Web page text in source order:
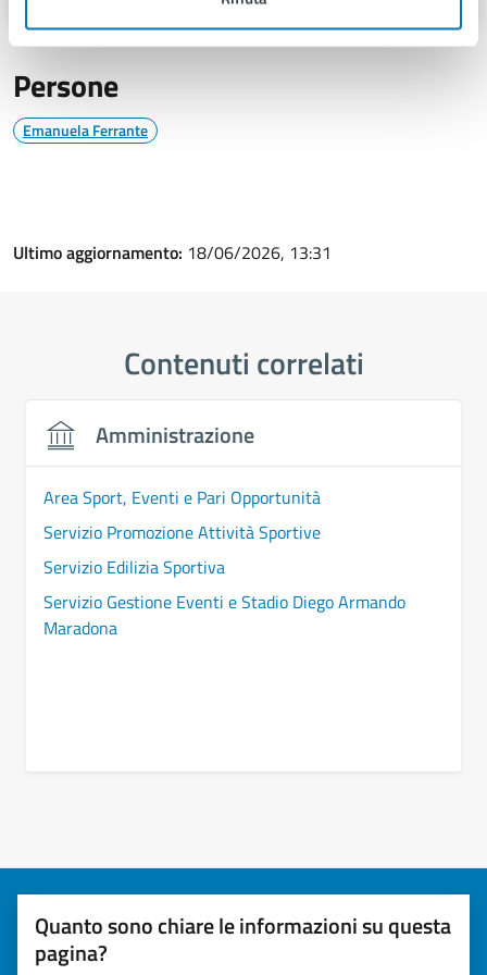
Persone
Emanuela Ferrante
Ultimo aggiornamento: 18/06/2026, 13:31
Contenuti correlati
Amministrazione
Area Sport, Eventi e Pari Opportunità
Servizio Promozione Attività Sportive
Servizio Edilizia Sportiva
Servizio Gestione Eventi e Stadio Diego Armando
Maradona
Quanto sono chiare le informazioni su questa
pagina?